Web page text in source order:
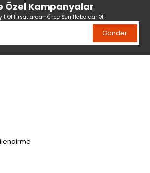
Özel Kampanyalar
Ol Fırsatlardan Önce Sen Haberdar Ol!
Gönder